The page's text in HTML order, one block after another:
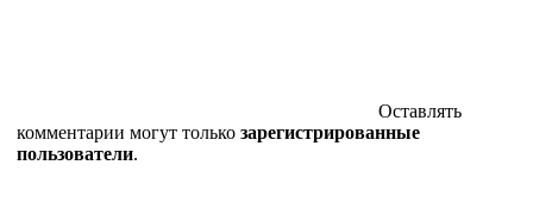
Оставлять
комментарии могут только зарегистрированные
пользователи.